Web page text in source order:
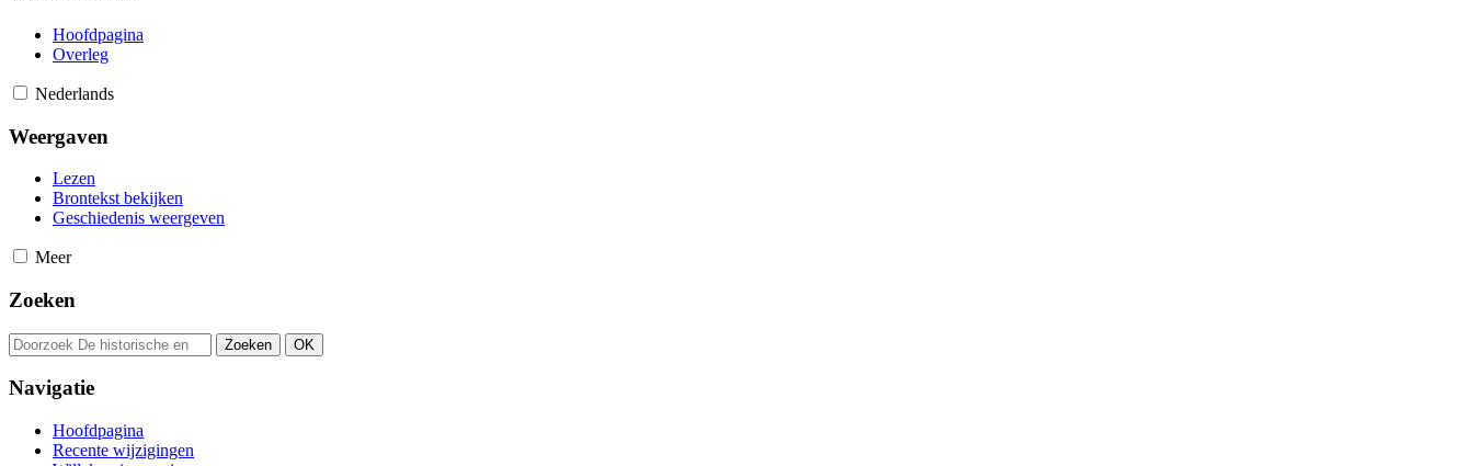
Hoofdpagina
Overleg
Nederlands
Weergaven
Lezen
Brontekst bekijken
Geschiedenis weergeven
Meer
Zoeken
Navigatie
Hoofdpagina
Recente wijzigingen